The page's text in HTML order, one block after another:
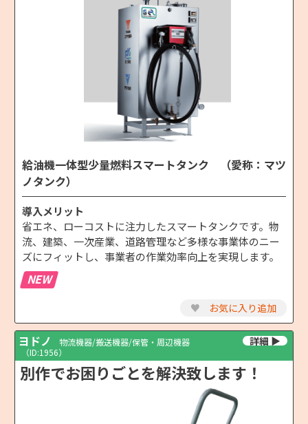
給油機一体型少量燃料スマートタンク （愛称：マツ
ノタンク）
導入メリット
省エネ、ローコストに注力したスマートタンクです。物
流、建築、一次産業、道路管理など多様な事業体のニー
ズにフィットし、事業者の作業効率向上を実現します。
NEW
♥ お気に入り追加
ヨドノ
物流機器/搬送機器/保管・周辺機器
（ID:1956）
別作でお困りごとを解決致します！